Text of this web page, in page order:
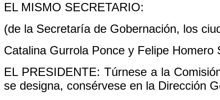
EL MISMO SECRETARIO:
(de la Secretaría de Gobernación, los
Catalina Gurrola Ponce y Felipe Homero
EL PRESIDENTE: Túrnese a la
se designa, consérvese en la Dirección